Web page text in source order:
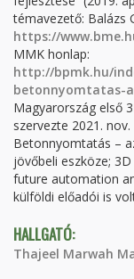
témavezető: Balázs
https://
MMK honlap:
http://bpmk.hu/
betonnyomtatas-
Magyarország első
szervezte 2021.
Betonnyomtatás –
jövőbeli eszköze;
future automation
külföldi előadói is
HALLGATÓ:
Thajeel Marwah